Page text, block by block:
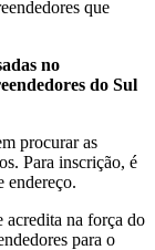
que
no
do Sul
procurar as
Para inscrição, é
endereço.
acredita na força do
para o